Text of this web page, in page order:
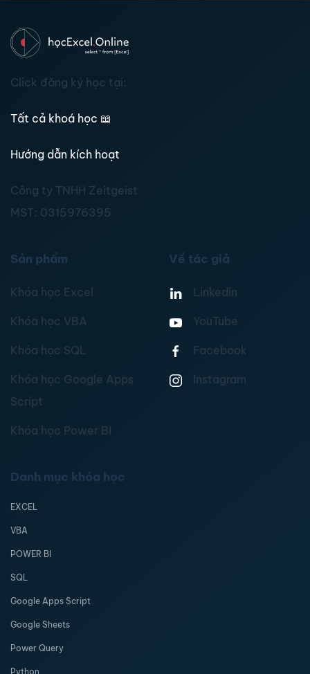
Click đăng ký học tại:
Tất cả khoá học 📖
Hướng dẫn kích hoạt
Công ty TNHH Zeitgeist
MST: 0315976395
Sản phẩm
Khóa học Excel
Khóa học VBA
Khóa học SQL
Khóa học Google Apps
Script
Khóa học Power BI
Về tác giả
Linkedin
YouTube
Facebook
Instagram
Danh mục khóa học
EXCEL
VBA
POWER BI
SQL
Google Apps Script
Google Sheets
Power Query
Python